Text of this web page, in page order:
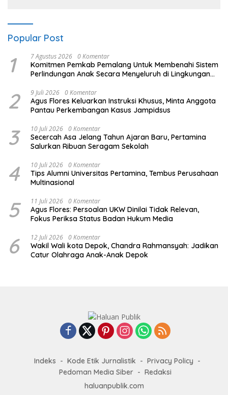
Popular Post
1 7 Agustus 2026 0 Komentar
Komitmen Pemkab Pemalang Untuk Membenahi Sistem
Perlindungan Anak Secara Menyeluruh di Lingkungan
2 9 Juli 2026 0 Komentar
Agus Flores Keluarkan Instruksi Khusus, Minta Anggota
Pantau Perkembangan Kasus Jampidsus
3 10 Juli 2026 0 Komentar
Secercah Asa Jelang Tahun Ajaran Baru, Pertamina
Salurkan Ribuan Seragam Sekolah
4 10 Juli 2026 0 Komentar
Tips Alumni Universitas Pertamina, Tembus Perusahaan
Multinasional
5 11 Juli 2026 0 Komentar
Agus Flores: Persoalan UKW Dinilai Tidak Relevan,
Fokus Periksa Status Badan Hukum Media
6 12 Juli 2026 0 Komentar
Wakil Wali kota Depok, Chandra Rahmansyah: Jadikan
Catur Olahraga Anak-Anak Depok
Indeks Kode Etik Jurnalistik
Privacy Policy
Pedoman Media Siber
Redaksi
haluanpublik.com